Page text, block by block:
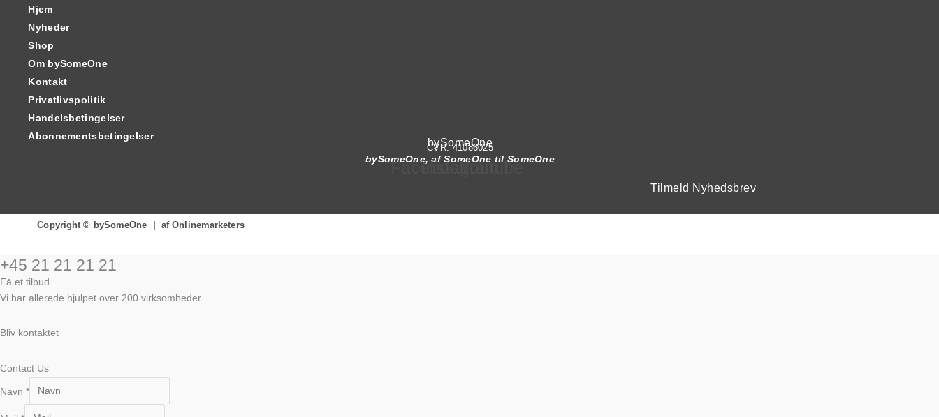
Hjem
Nyheder
Shop
Om bySomeOne
Kontakt
Privatlivspolitik
Handelsbetingelser
Abonnementsbetingelser
bySomeOne
bySomeOne, af SomeOne til SomeOne
CVR: 41086025
Facebook
Instagram
Youtube
Tilmeld Nyhedsbrev
Copyright © bySomeOne | af Onlinemarketers
+45 21 21 21 21
Få et tilbud
Vi har allerede hjulpet over 200 virksomheder…
Bliv kontaktet
Contact Us
Navn *